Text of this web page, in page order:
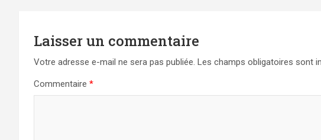
Laisser un commentaire
Votre adresse e-mail ne sera pas publiée. Les champs obligatoires sont
Commentaire *